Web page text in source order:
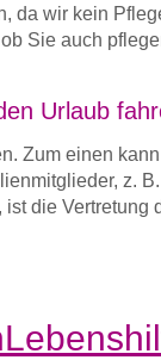
da wir kein
Sie auch
Urlaub
Zum einen
z.
die Vertretung